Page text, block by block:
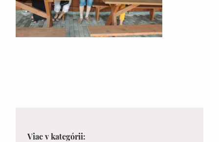
Viac v kategórii: